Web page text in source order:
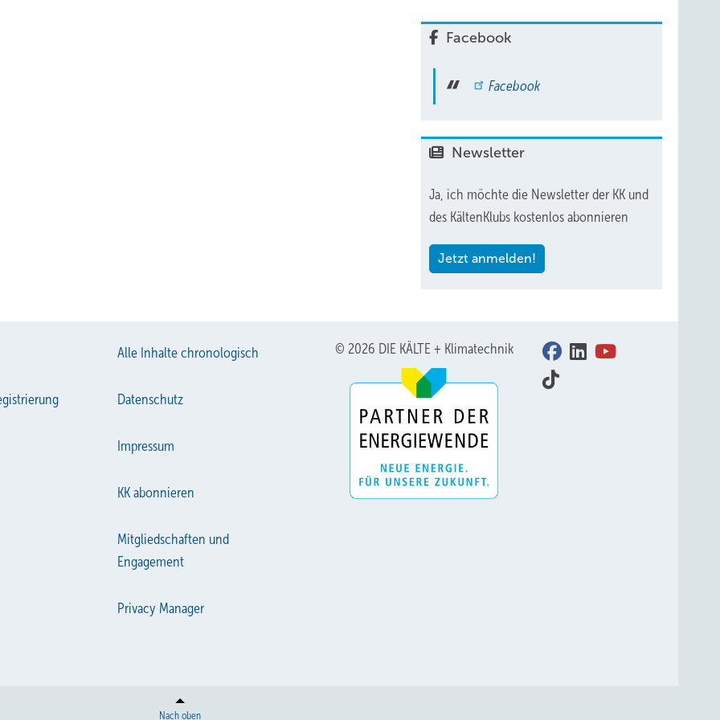
Facebook
Facebook
Newsletter
Ja, ich möchte die Newsletter der KK und
des KältenKlubs kostenlos abonnieren
Jetzt anmelden!
Alle Inhalte chronologisch
Datenschutz
Impressum
KK abonnieren
Mitgliedschaften und
Engagement
Privacy Manager
© 2026 DIE KÄLTE + Klimatechnik
Nach oben